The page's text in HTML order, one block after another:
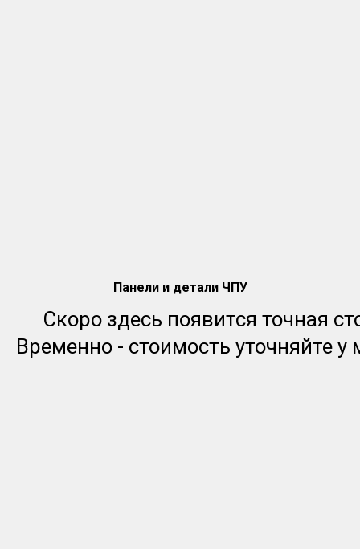
Панели и детали ЧПУ
Скоро здесь появится точная
Временно - стоимость уточняйте